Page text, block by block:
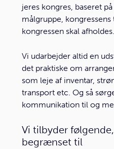
jeres kongres, baseret
målgruppe,
kongressen skal afholdes.
Vi udarbejder altid en
det praktiske om
som leje af inventar,
transport etc. Og så
kommunikation til og
Vi tilbyder
begrænset til